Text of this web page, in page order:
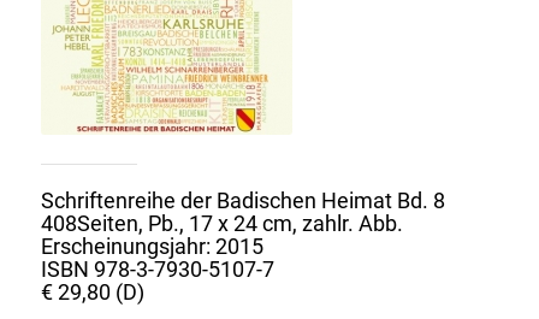
Schriftenreihe der Badischen Heimat Bd. 8
408Seiten, Pb., 17 x 24 cm, zahlr. Abb.
Erscheinungsjahr: 2015
ISBN 978-3-7930-5107-7
€ 29,80 (D)